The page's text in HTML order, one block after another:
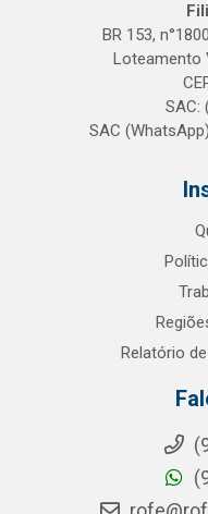
BR 153,
Loteamento
SAC:
SAC
Relatório